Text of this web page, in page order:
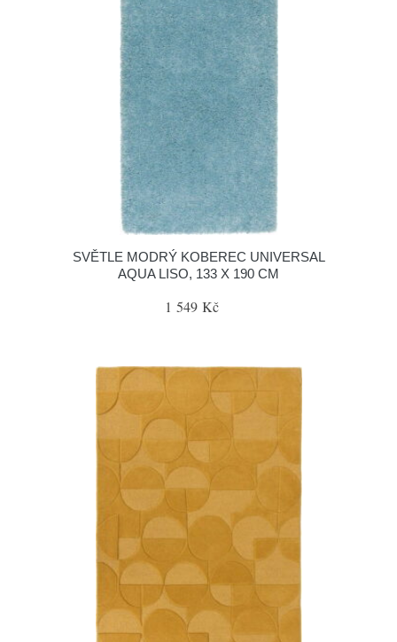
SVĚTLE MODRÝ KOBEREC UNIVERSAL
AQUA LISO, 133 X 190 CM
1 549 Kč